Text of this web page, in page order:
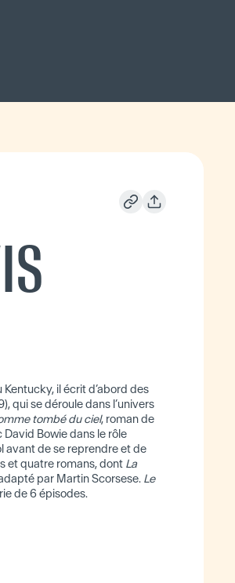
il écrit d’abord des
qui se déroule dans l’univers
tombé du ciel, roman de
Bowie dans le rôle
avant de se reprendre et de
et quatre romans, dont La
par Martin Scorsese. Le
de 6 épisodes.